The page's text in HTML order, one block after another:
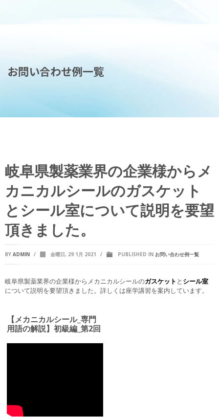
お問い合わせ例一覧
岐阜県製薬業界の企業様からメ
カニカルシールのガスケット
とシール室について説明を要望
頂きました。
BY ADMIN / 金曜日, 29 1月 2021 / PUBLISHED IN お問い合わせ例一覧
岐阜県製薬業界の企業様からメカニカルシールのガスケット と シール室
について説明を要望頂きました。詳しくは座学講習を案内しています。
【メカニカルシール_専門
用語の解説】初級編_第2回